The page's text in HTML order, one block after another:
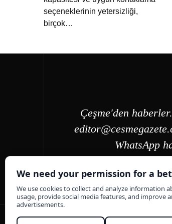
seçeneklerinin yetersizliği,
birçok…
Çeşme'den
WhatsApp